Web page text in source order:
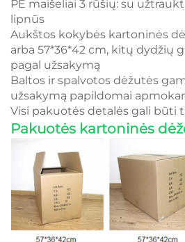
PE maišeliai 3 rūšių: su
lipnūs
Aukštos kokybės kartoninės
arba 57*36*42 cm, kitų dydžių
pagal užsakymą
Baltos ir spalvotos dėžutės
užsakymą papildomai
Visi pakuotės detalės gali būti
Pakuotės kartoninės